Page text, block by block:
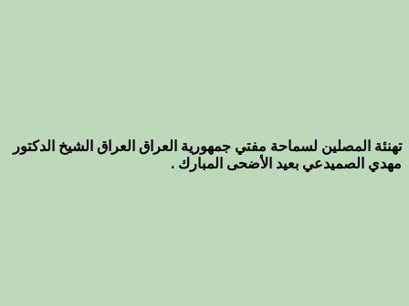
تهنئة المصلين لسماحة مفتي جمهورية العراق العراق الشيخ الدكتور
مهدي الصميدعي بعيد الأضحى المبارك .